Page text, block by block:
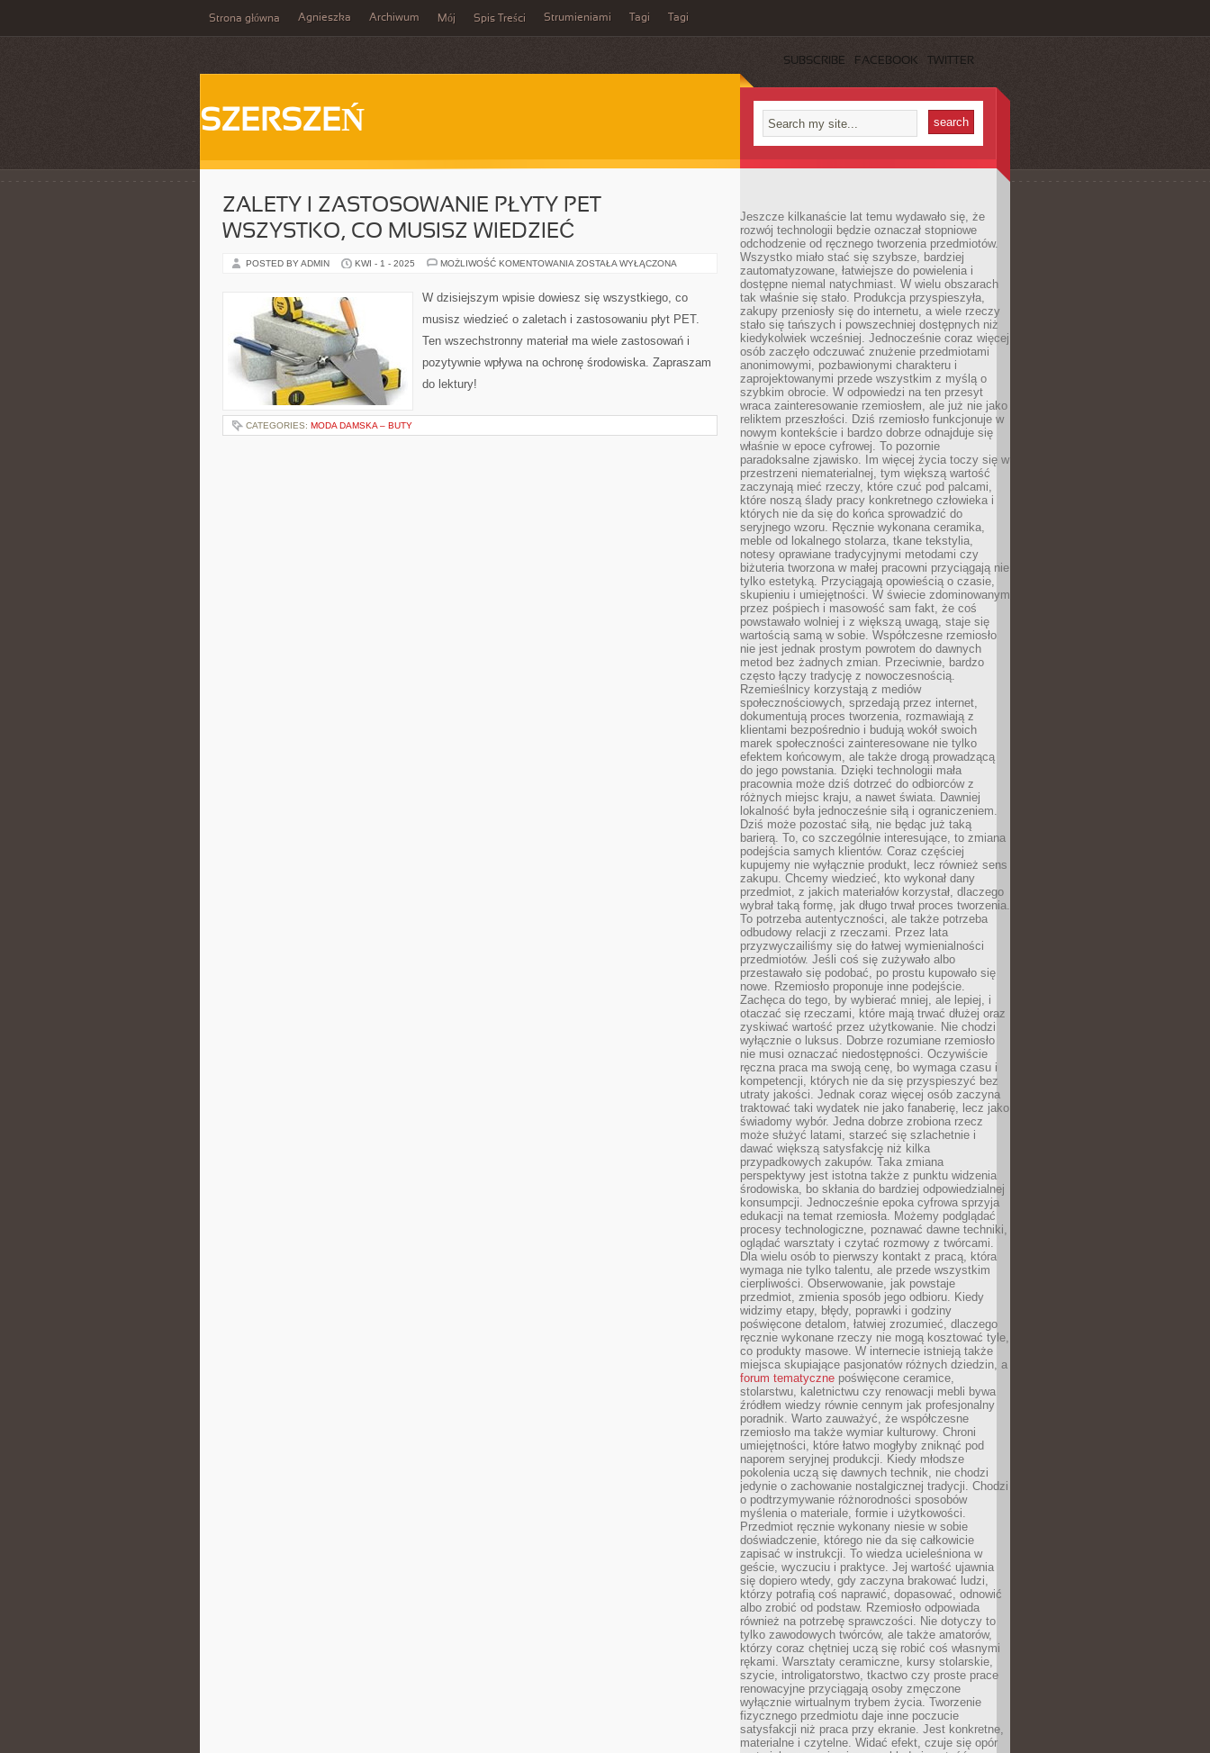
Strona główna Agnieszka Archiwum Mój Spis Treści Strumieniami Tagi Tagi
SUBSCRIBE FACEBOOK TWITTER
SZERSZEŃ
ZALETY I ZASTOSOWANIE PŁYTY PET –
WSZYSTKO, CO MUSISZ WIEDZIEĆ
POSTED BY ADMIN KWI - 1 - 2025 MOŻLIWOŚĆ KOMENTOWANIA ZALETY
PŁYTY
PET
WSZYSTKO,
MUSISZ
ZOSTAŁA WYŁĄCZONA
W dzisiejszym wpisie dowiesz się wszystkiego, co
musisz wiedzieć o zaletach i zastosowaniu płyt PET.
Ten wszechstronny materiał ma wiele zastosowań i
pozytywnie wpływa na ochronę środowiska. Zapraszam
do lektury!
CATEGORIES: MODA DAMSKA – BUTY
Jeszcze kilkanaście lat temu wydawało się, że
rozwój technologii będzie oznaczał stopniowe
odchodzenie od ręcznego tworzenia przedmiotów.
Wszystko miało stać się szybsze, bardziej
zautomatyzowane, łatwiejsze do powielenia i
dostępne niemal natychmiast. W wielu obszarach
tak właśnie się stało. Produkcja przyspieszyła,
zakupy przeniosły się do internetu, a wiele rzeczy
stało się tańszych i powszechniej dostępnych niż
kiedykolwiek wcześniej. Jednocześnie coraz więcej
osób zaczęło odczuwać znużenie przedmiotami
anonimowymi, pozbawionymi charakteru i
zaprojektowanymi przede wszystkim z myślą o
szybkim obrocie. W odpowiedzi na ten przesyt
wraca zainteresowanie rzemiosłem, ale już nie jako
reliktem przeszłości. Dziś rzemiosło funkcjonuje w
nowym kontekście i bardzo dobrze odnajduje się
właśnie w epoce cyfrowej. To pozornie
paradoksalne zjawisko. Im więcej życia toczy się w
przestrzeni niematerialnej, tym większą wartość
zaczynają mieć rzeczy, które czuć pod palcami,
które noszą ślady pracy konkretnego człowieka i
których nie da się do końca sprowadzić do
seryjnego wzoru. Ręcznie wykonana ceramika,
meble od lokalnego stolarza, tkane tekstylia,
notesy oprawiane tradycyjnymi metodami czy
biżuteria tworzona w małej pracowni przyciągają nie
tylko estetyką. Przyciągają opowieścią o czasie,
skupieniu i umiejętności. W świecie zdominowanym
przez pośpiech i masowość sam fakt, że coś
powstawało wolniej i z większą uwagą, staje się
wartością samą w sobie. Współczesne rzemiosło
nie jest jednak prostym powrotem do dawnych
metod bez żadnych zmian. Przeciwnie, bardzo
często łączy tradycję z nowoczesnością.
Rzemieślnicy korzystają z mediów
społecznościowych, sprzedają przez internet,
dokumentują proces tworzenia, rozmawiają z
klientami bezpośrednio i budują wokół swoich
marek społeczności zainteresowane nie tylko
efektem końcowym, ale także drogą prowadzącą
do jego powstania. Dzięki technologii mała
pracownia może dziś dotrzeć do odbiorców z
różnych miejsc kraju, a nawet świata. Dawniej
lokalność była jednocześnie siłą i ograniczeniem.
Dziś może pozostać siłą, nie będąc już taką
barierą. To, co szczególnie interesujące, to zmiana
podejścia samych klientów. Coraz częściej
kupujemy nie wyłącznie produkt, lecz również sens
zakupu. Chcemy wiedzieć, kto wykonał dany
przedmiot, z jakich materiałów korzystał, dlaczego
wybrał taką formę, jak długo trwał proces tworzenia.
To potrzeba autentyczności, ale także potrzeba
odbudowy relacji z rzeczami. Przez lata
przyzwyczailiśmy się do łatwej wymienialności
przedmiotów. Jeśli coś się zużywało albo
przestawało się podobać, po prostu kupowało się
nowe. Rzemiosło proponuje inne podejście.
Zachęca do tego, by wybierać mniej, ale lepiej, i
otaczać się rzeczami, które mają trwać dłużej oraz
zyskiwać wartość przez użytkowanie. Nie chodzi
wyłącznie o luksus. Dobrze rozumiane rzemiosło
nie musi oznaczać niedostępności. Oczywiście
ręczna praca ma swoją cenę, bo wymaga czasu i
kompetencji, których nie da się przyspieszyć bez
utraty jakości. Jednak coraz więcej osób zaczyna
traktować taki wydatek nie jako fanaberię, lecz jako
świadomy wybór. Jedna dobrze zrobiona rzecz
może służyć latami, starzeć się szlachetnie i
dawać większą satysfakcję niż kilka
przypadkowych zakupów. Taka zmiana
perspektywy jest istotna także z punktu widzenia
środowiska, bo skłania do bardziej odpowiedzialnej
konsumpcji. Jednocześnie epoka cyfrowa sprzyja
edukacji na temat rzemiosła. Możemy podglądać
procesy technologiczne, poznawać dawne techniki,
oglądać warsztaty i czytać rozmowy z twórcami.
Dla wielu osób to pierwszy kontakt z pracą, która
wymaga nie tylko talentu, ale przede wszystkim
cierpliwości. Obserwowanie, jak powstaje
przedmiot, zmienia sposób jego odbioru. Kiedy
widzimy etapy, błędy, poprawki i godziny
poświęcone detalom, łatwiej zrozumieć, dlaczego
ręcznie wykonane rzeczy nie mogą kosztować tyle,
co produkty masowe. W internecie istnieją także
miejsca skupiające pasjonatów różnych dziedzin, a
forum tematyczne poświęcone ceramice,
stolarstwu, kaletnictwu czy renowacji mebli bywa
źródłem wiedzy równie cennym jak profesjonalny
poradnik. Warto zauważyć, że współczesne
rzemiosło ma także wymiar kulturowy. Chroni
umiejętności, które łatwo mogłyby zniknąć pod
naporem seryjnej produkcji. Kiedy młodsze
pokolenia uczą się dawnych technik, nie chodzi
jedynie o zachowanie nostalgicznej tradycji. Chodzi
o podtrzymywanie różnorodności sposobów
myślenia o materiale, formie i użytkowości.
Przedmiot ręcznie wykonany niesie w sobie
doświadczenie, którego nie da się całkowicie
zapisać w instrukcji. To wiedza ucieleśniona w
geście, wyczuciu i praktyce. Jej wartość ujawnia
się dopiero wtedy, gdy zaczyna brakować ludzi,
którzy potrafią coś naprawić, dopasować, odnowić
albo zrobić od podstaw. Rzemiosło odpowiada
również na potrzebę sprawczości. Nie dotyczy to
tylko zawodowych twórców, ale także amatorów,
którzy coraz chętniej uczą się robić coś własnymi
rękami. Warsztaty ceramiczne, kursy stolarskie,
szycie, introligatorstwo, tkactwo czy proste prace
renowacyjne przyciągają osoby zmęczone
wyłącznie wirtualnym trybem życia. Tworzenie
fizycznego przedmiotu daje inne poczucie
satysfakcji niż praca przy ekranie. Jest konkretne,
materialne i czytelne. Widać efekt, czuje się opór